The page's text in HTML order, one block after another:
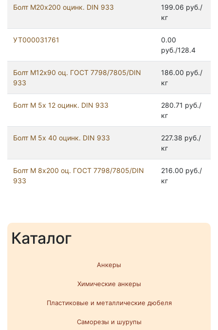
Каталог
Анкеры
Химические анкеры
Пластиковые и металлические дюбеля
Саморезы и шурупы
Болт М20х200 оцинк. DIN 933
199.06 руб./
кг
УТ000031761
0.00
руб./128.4
Болт М12x90 оц. ГОСТ 7798/7805/DIN
933
186.00 руб./
кг
Болт М 5х 12 оцинк. DIN 933
280.71 руб./
кг
Болт М 5х 40 оцинк. DIN 933
227.38 руб./
кг
Болт М 8х200 оц. ГОСТ 7798/7805/DIN
933
216.00 руб./
кг